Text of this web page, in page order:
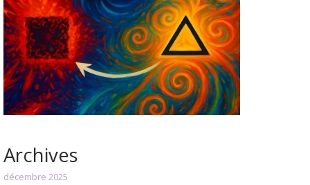
Archives
décembre 2025